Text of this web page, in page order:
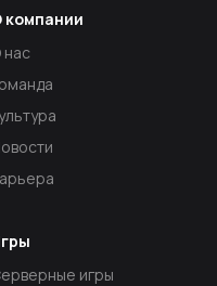
игры
компании
нас